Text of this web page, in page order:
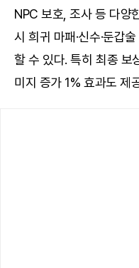
NPC 보호, 조사 등 다양
시 희귀 마패·신수·둔갑
할 수 있다. 특히 최종 보
미지 증가 1% 효과도 제